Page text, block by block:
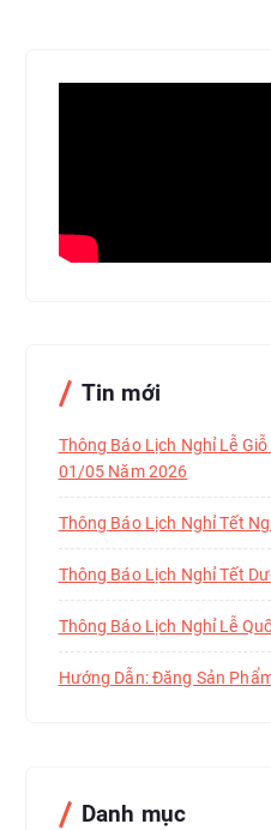
Tin mới
Thông Báo Lịch Nghỉ Lễ
01/05 Năm 2026
Thông Báo Lịch Nghỉ Tết
Thông Báo Lịch Nghỉ Tết
Thông Báo Lịch Nghỉ Lễ
Hướng Dẫn: Đăng Sản
Danh mục